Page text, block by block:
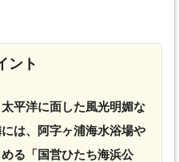
ント
平洋に面した風光明媚な
は、阿字ヶ浦海水浴場や
る「国営ひたち海浜公